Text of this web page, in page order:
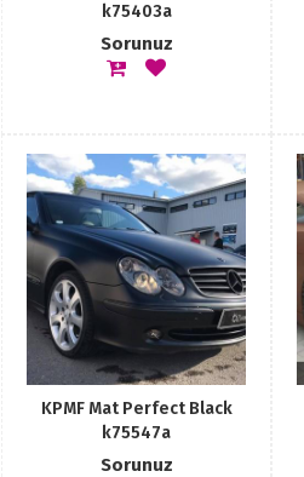
k75403a
Sorunuz
KPMF Mat Perfect Black
k75547a
Sorunuz